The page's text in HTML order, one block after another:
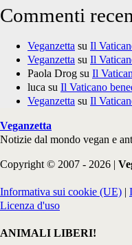
Commenti
Veganzetta su Il
Veganzetta su Il
Paola Drog su Il
luca su Il Vaticano
Veganzetta su Il
Veganzetta
Notizie dal mondo vegan e
Copyright © 2007 - 2026 |
Informativa sui cookie (UE) |
Licenza d'uso
ANIMALI LIBERI!